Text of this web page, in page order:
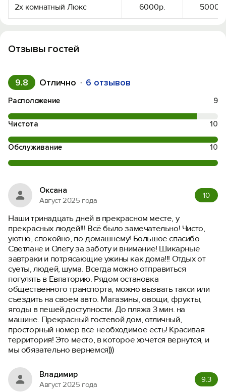
2х комнатный Люкс 6000р. 5000р.
Отзывы гостей
9.8 Отлично 6 отзывов
Расположение 9
Чистота 10
Обслуживание 10
Оксана
Август 2025 года
10
Наши тринадцать дней в прекрасном месте, у
прекрасных людей!!! Всё было замечательно! Чисто,
уютно, спокойно, по-домашнему! Большое спасибо
Светлане и Олегу за заботу и внимание! Шикарные
завтраки и потрясающие ужины как дома!!! Отдых от
суеты, людей, шума. Всегда можно отправиться
погулять в Евпаторию. Рядом остановка
общественного транспорта, можно вызвать такси или
съездить на своем авто. Магазины, овощи, фрукты,
ягоды в пешей доступности. До пляжа 3 мин. на
машине. Прекрасный гостевой дом, отличный,
просторный номер всё необходимое есть! Красивая
территория! Это место, в которое хочется вернутся, и
мы обязательно вернемся)))
Владимир
Август 2025 года
9.3